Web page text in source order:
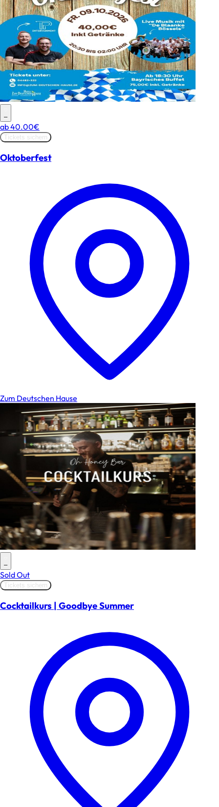
–
ab40.00€
Tickets sichern
Oktoberfest
Zum Deutschen Hause
–
Sold Out
Tickets sichern
Cocktailkurs | Goodbye Summer